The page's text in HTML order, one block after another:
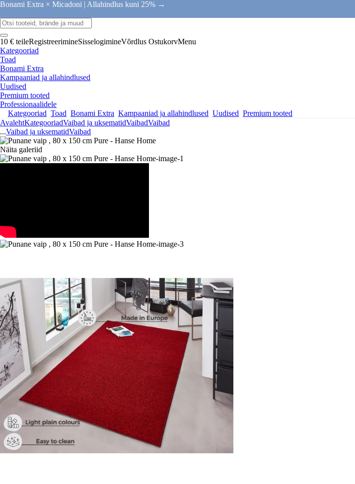
Bonami Extra × Micadoni | Allahindlus kuni 25% →
10 € teileRegistreerimineSisselogimineVõrdlus OstukorvMenu
Kategooriad
Toad
Bonami Extra
Kampaaniad ja allahindlused
Uudised
Premium tooted
Professionaalidele
Kategooriad Toad Bonami Extra Kampaaniad ja allahindlused Uudised Premium tooted
AvalehtKategooriadVaibad ja uksematidVaibadVaibad
...Vaibad ja uksematidVaibad
Näita galeriid